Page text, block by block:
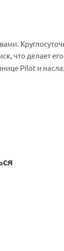
что делает
Pilot и